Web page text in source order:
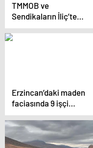
TMMOB ve
Sendikaların İliç’te
Maden Alanına Girişi
Yasaklandı.
Erzincan’daki maden
faciasında 9 işçi
kurtarılmaya çalışılıyor